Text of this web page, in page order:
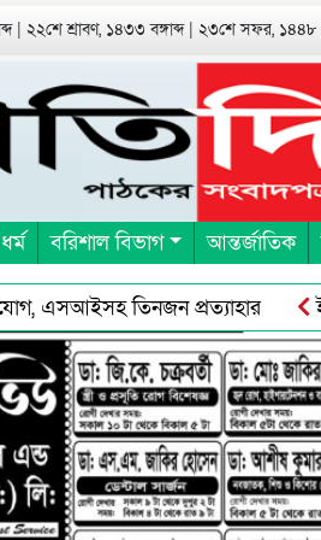
| ২২শে শ্রাবণ, ১৪৩৩ বঙ্গাব্দ | ২৩শে সফর, ১৪৪৮
ধর্ম বরিশাল বিভাগ আন্তর্জাতিক
এসআইসহ তিনজন প্রত্যাহার
বরিশালে শ্রমিকদের সঙ্গে